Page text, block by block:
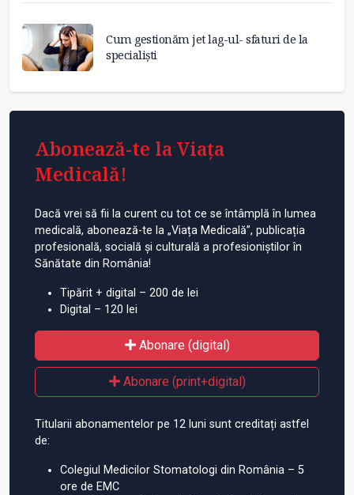
Cum gestionăm jet lag-ul- sfaturi de la
specialiști
Abonează-te la Viața
Medicală!
Dacă vrei să fii la curent cu tot ce se întâmplă în lumea
medicală, abonează-te la „Viața Medicală”, publicația
profesională, socială și culturală a profesioniștilor în
Sănătate din România!
Tipărit + digital – 200 de lei
Digital – 120 lei
Abonare (digital)
Abonare (print+digital)
Titularii abonamentelor pe 12 luni sunt creditați astfel
de:
Colegiul Medicilor Stomatologi din România – 5
ore de EMC